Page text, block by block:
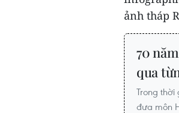
ảnh tháp
70
qua
Trong thời
đưa môn